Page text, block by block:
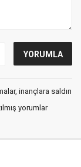
inançlara saldırı
yorumlar